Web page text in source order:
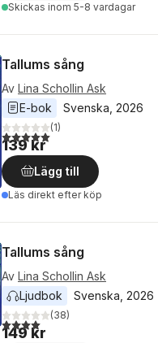
Skickas inom 5-8 vardagar
Tallums sång
Av Lina Schollin Ask
E-bok
Svenska 2026
5,0utav 5 stjärnor. Totalt antal
(1)
139 kr
Lägg till
Läs direkt efter köp
Tallums sång
Av Lina Schollin Ask
Ljudbok
Svenska 2026
4,0utav 5 stjärnor. Totalt antal
(38)
149 kr